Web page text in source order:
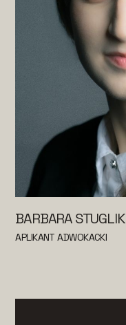
BARBARA STUGLIK
APLIKANT ADWOKACKI